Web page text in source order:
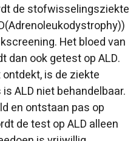
de stofwisselingsziekte
(Adrenoleukodystrophy))
Het bloed van
dan ook getest op ALD.
is de ziekte
ALD niet behandelbaar.
en ontstaan pas op
de test op ALD alleen